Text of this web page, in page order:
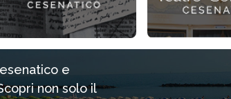
e
non solo il